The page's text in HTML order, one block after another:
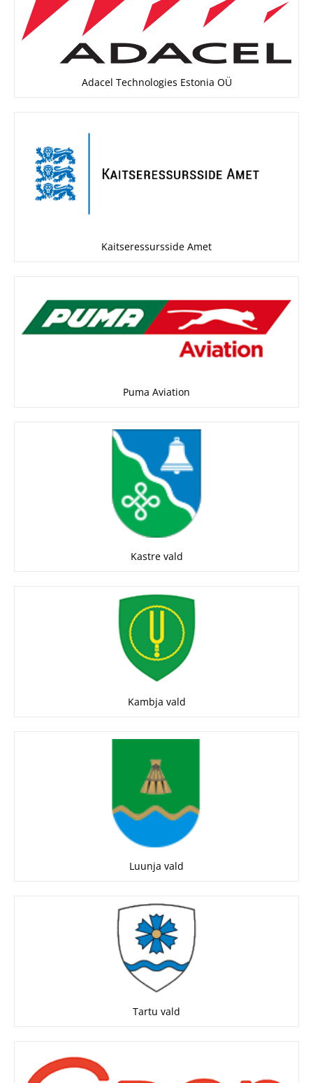
Adacel Technologies Estonia OÜ
Kaitseressursside Amet
Puma Aviation
Kastre vald
Kambja vald
Luunja vald
Tartu vald